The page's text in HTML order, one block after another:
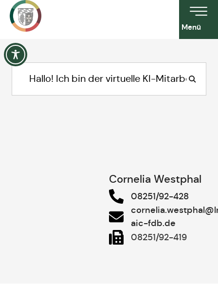
Menü
Cornelia Westphal
08251/92-428
aic-fdb.de
08251/92-419